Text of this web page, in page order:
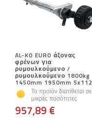
AL-KO EURO άξονας
φρένων για
ρυμουλκούμενο /
ρυμουλκούμενο 1800kg
1450mm 1950mm 5x112
Το προϊόν διατίθεται σε
μικρές ποσότητες
957,89 €